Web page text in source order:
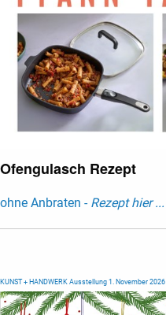
Ofengulasch Rezept
ohne Anbraten - Rezept hier ...
KUNST + HANDWERK Ausstellung 1. November 2026